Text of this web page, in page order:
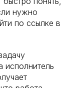
нужно
по ссылке в
исполнитель